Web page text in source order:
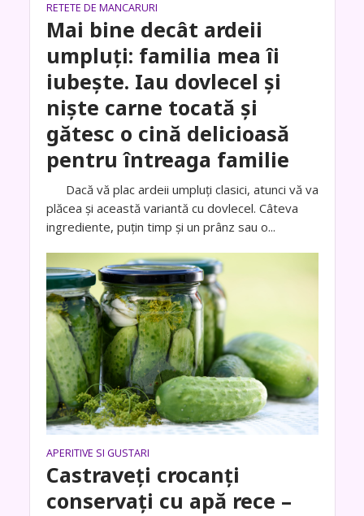
RETETE DE MANCARURI
Mai bine decât ardeii
umpluți: familia mea îi
iubește. Iau dovlecel și
niște carne tocată și
gătesc o cină delicioasă
pentru întreaga familie
Dacă vă plac ardeii umpluți clasici, atunci vă va
plăcea și această variantă cu dovlecel. Câteva
ingrediente, puțin timp și un prânz sau o...
APERITIVE SI GUSTARI
Castraveți crocanți
conservați cu apă rece –